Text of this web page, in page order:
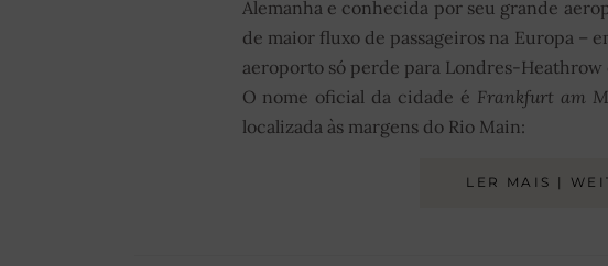
Alemanha e conhecida por seu grande
de maior fluxo de passageiros na Europa –
aeroporto só perde para Londres-Heathrow
O nome oficial da cidade é Frankfurt am
localizada às margens do Rio Main:
LER MAIS |